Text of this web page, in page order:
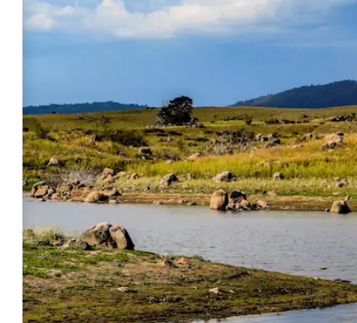
met je de pijltjestoetsen omhoog en omlaag, óf door te tikken